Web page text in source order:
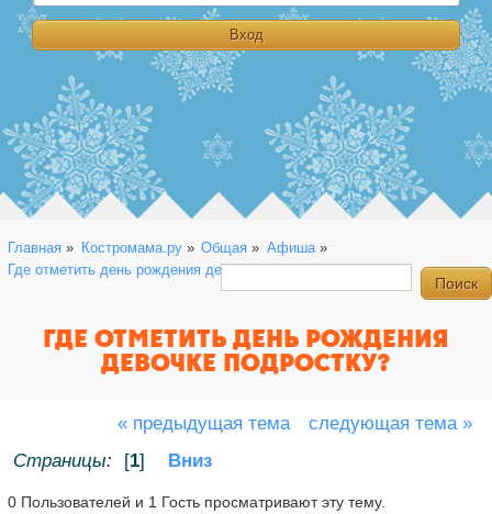
Главная » Костромама.ру» Общая » Афиша»
Где отметить день рождения девочке подростку?
ГДЕ ОТМЕТИТЬ ДЕНЬ РОЖДЕНИЯ
ДЕВОЧКЕ ПОДРОСТКУ?
« предыдущая тема
следующая тема »
Страницы:
[1] Вниз
0 Пользователей и 1 Гость просматривают эту тему.